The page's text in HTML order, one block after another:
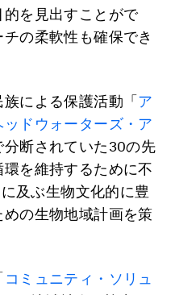
を見出すことがで
の柔軟性も確保でき
による保護活動「 ア
ドウォーターズ・ア
分断されていた30の先
を維持するために不
及ぶ生物文化的に豊
の生物地域計画を策
コミュニティ・ソリュ